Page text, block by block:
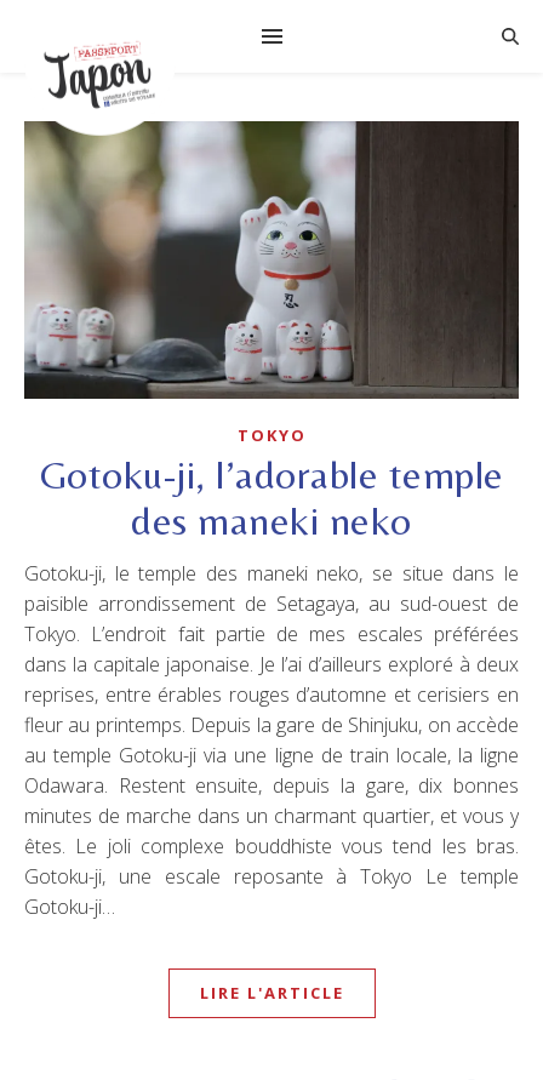
TOKYO
Gotoku-ji, l’adorable temple
des maneki neko
Gotoku-ji, le temple des maneki neko, se situe dans le
paisible arrondissement de Setagaya, au sud-ouest de
Tokyo. L’endroit fait partie de mes escales préférées
dans la capitale japonaise. Je l’ai d’ailleurs exploré à deux
reprises, entre érables rouges d’automne et cerisiers en
fleur au printemps. Depuis la gare de Shinjuku, on accède
au temple Gotoku-ji via une ligne de train locale, la ligne
Odawara. Restent ensuite, depuis la gare, dix bonnes
minutes de marche dans un charmant quartier, et vous y
êtes. Le joli complexe bouddhiste vous tend les bras.
Gotoku-ji, une escale reposante à Tokyo Le temple
Gotoku-ji…
LIRE L'ARTICLE